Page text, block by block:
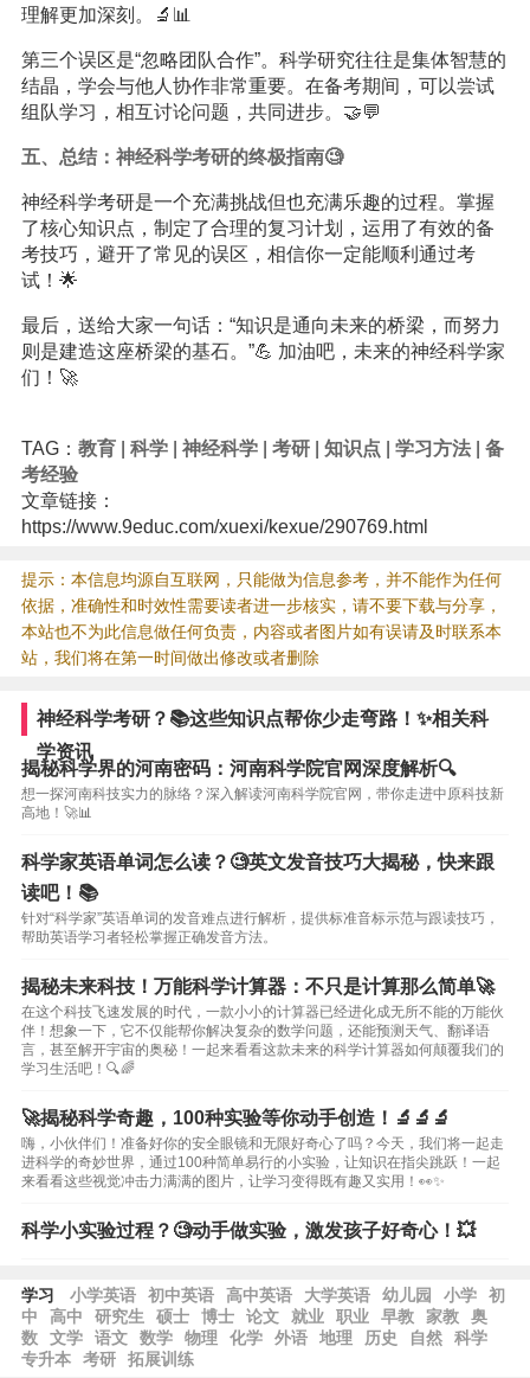
理解更加深刻。🔬📊
第三个误区是“忽略团队合作”。科学研究往往是集体智慧的
结晶，学会与他人协作非常重要。在备考期间，可以尝试
组队学习，相互讨论问题，共同进步。🤝💬
五、总结：神经科学考研的终极指南🧐
神经科学考研是一个充满挑战但也充满乐趣的过程。掌握
了核心知识点，制定了合理的复习计划，运用了有效的备
考技巧，避开了常见的误区，相信你一定能顺利通过考
试！🌟
最后，送给大家一句话：“知识是通向未来的桥梁，而努力
则是建造这座桥梁的基石。”💪 加油吧，未来的神经科学家
们！🚀
TAG： 教育| 科学| 神经科学| 考研| 知识点 学习方法| 备
考经验
文章链接：
https://www.9educ.com/xuexi/kexue/290769.html
提示：本信息均源自互联网，只能做为信息参考，并不能作为任何
依据，准确性和时效性需要读者进一步核实，请不要下载与分享，
本站也不为此信息做任何负责，内容或者图片如有误请及时联系本
站，我们将在第一时间做出修改或者删除
神经科学考研？📚这些知识点帮你少走弯路！✨相关科
学资讯
揭秘科学界的河南密码：河南科学院官网深度解析🔍
想一探河南科技实力的脉络？深入解读河南科学院官网，带你走进中原科技新
高地！🚀📊
科学家英语单词怎么读？🧐英文发音技巧大揭秘，快来跟
读吧！📚
针对“科学家”英语单词的发音难点进行解析，提供标准音标示范与跟读技巧，
帮助英语学习者轻松掌握正确发音方法。
揭秘未来科技！万能科学计算器：不只是计算那么简单🚀
在这个科技飞速发展的时代，一款小小的计算器已经进化成无所不能的万能伙
伴！想象一下，它不仅能帮你解决复杂的数学问题，还能预测天气、翻译语
言，甚至解开宇宙的奥秘！一起来看看这款未来的科学计算器如何颠覆我们的
学习生活吧！🔍🌈
🚀揭秘科学奇趣，100种实验等你动手创造！🔬🔬🔬
嗨，小伙伴们！准备好你的安全眼镜和无限好奇心了吗？今天，我们将一起走
进科学的奇妙世界，通过100种简单易行的小实验，让知识在指尖跳跃！一起
来看看这些视觉冲击力满满的图片，让学习变得既有趣又实用！👀✨
科学小实验过程？🧐动手做实验，激发孩子好奇心！💥
学习 小学英语 初中英语 高中英语 大学英语 幼儿园 小学
初
中
高中 研究生 硕士 博士 论文 就业 职业 早教 家教
奥
数
文学 语文 数学 物理 化学 外语 地理 历史 自然
科学
专升本
考研 拓展训练